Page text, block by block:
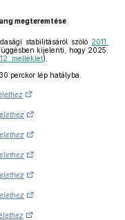
megteremtése
stabilitásáról szóló 2011.
kijelenti, hogy 2025.
12. melléklet).
perckor lép hatályba.